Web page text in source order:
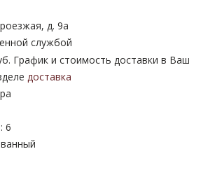
д. 9а
службой
График и стоимость доставки в Ваш
доставка
6